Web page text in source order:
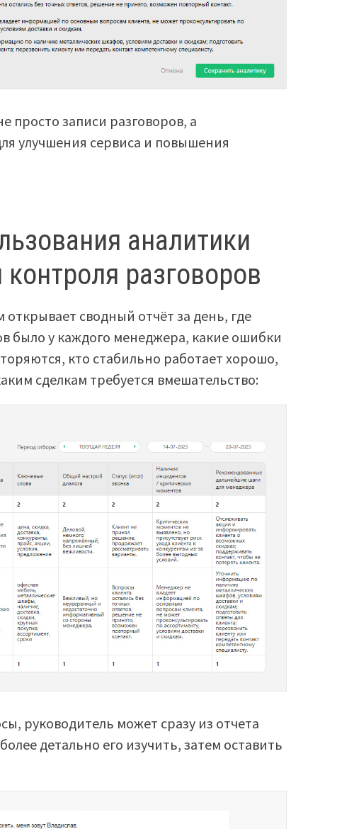
просто записи разговоров, а
улучшения сервиса и повышения
аналитики
разговоров
сводный отчёт за день, где
было у каждого менеджера, какие ошибки
кто стабильно работает хорошо,
сделкам требуется вмешательство:
руководитель может сразу из отчета
детально его изучить, затем оставить